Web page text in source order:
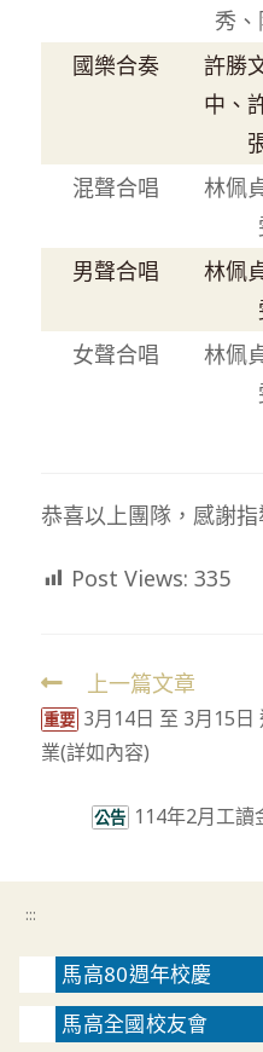
秀
國樂合奏
許勝
中、
混聲合唱
林佩
男聲合唱
林佩
女聲合唱
林佩
恭喜以上團隊，感謝
Post Views: 335
Read
more
articles
上一篇文章
重要 3月14日 至 3月15
業(詳如內容)
公告 114年2月工讀
:::
馬高80週年校慶
馬高全國校友會